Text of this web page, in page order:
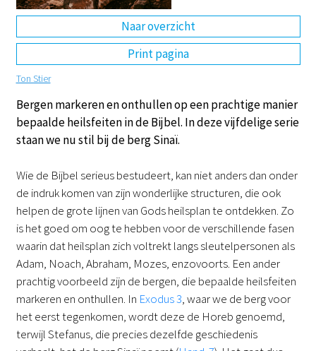
Naar overzicht
Print pagina
Ton Stier
Bergen markeren en onthullen op een prachtige manier
bepaalde heilsfeiten in de Bijbel. In deze vijfdelige serie
staan we nu stil bij de berg Sinaï.
Wie de Bijbel serieus bestudeert, kan niet anders dan onder
de indruk komen van zijn wonderlijke structuren, die ook
helpen de grote lijnen van Gods heilsplan te ontdekken. Zo
is het goed om oog te hebben voor de verschillende fasen
waarin dat heilsplan zich voltrekt langs sleutelpersonen als
Adam, Noach, Abraham, Mozes, enzovoorts. Een ander
prachtig voorbeeld zijn de bergen, die bepaalde heilsfeiten
markeren en onthullen. In Exodus 3, waar we de berg voor
het eerst tegenkomen, wordt deze de Horeb genoemd,
terwijl Stefanus, die precies dezelfde geschiedenis